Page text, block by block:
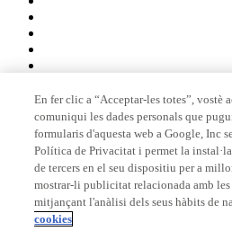
Membre de
Acreditacions
En fer clic a “Acceptar-les totes”, vostè
comuniqui les dades personals que
formularis d'aquesta web a Google, Inc
Política de Privacitat i permet la
de tercers en el seu dispositiu per a
mostrar-li publicitat relacionada amb les
mitjançant l'anàlisi dels seus hàbits de
cookies